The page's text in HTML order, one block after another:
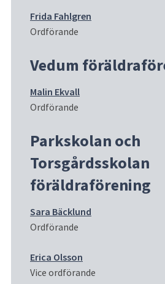
Frida Fahlgren
Ordförande
Vedum
Malin Ekvall
Ordförande
Parkskolan och
Torsgårdsskolan
föräldraförening
Sara Bäcklund
Ordförande
Erica Olsson
Vice ordförande